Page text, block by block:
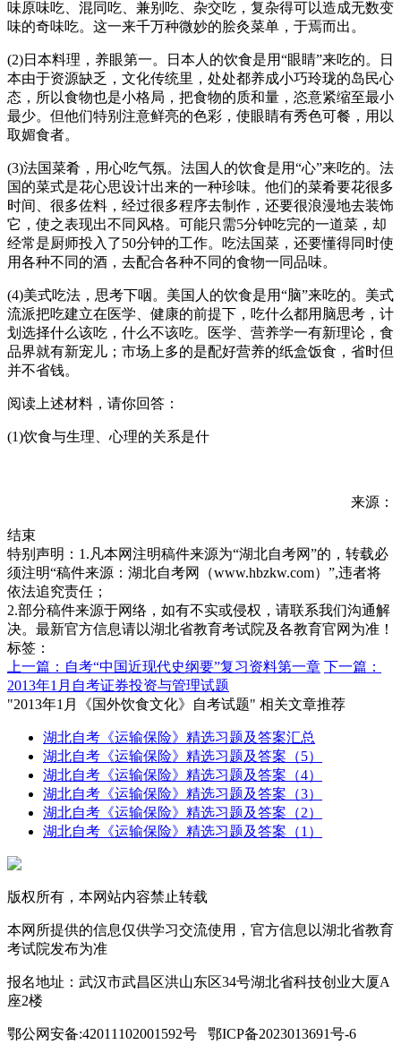
味原味吃、混同吃、兼别吃、杂交吃，复杂得可以造成无数变
味的奇味吃。这一来千万种微妙的脍灸菜单，于焉而出。
(2)日本料理，养眼第一。日本人的饮食是用“眼睛”来吃的。日
本由于资源缺乏，文化传统里，处处都养成小巧玲珑的岛民心
态，所以食物也是小格局，把食物的质和量，恣意紧缩至最小
最少。但他们特别注意鲜亮的色彩，使眼睛有秀色可餐，用以
取媚食者。
(3)法国菜肴，用心吃气氛。法国人的饮食是用“心”来吃的。法
国的菜式是花心思设计出来的一种珍味。他们的菜肴要花很多
时间、很多佐料，经过很多程序去制作，还要很浪漫地去装饰
它，使之表现出不同风格。可能只需5分钟吃完的一道菜，却
经常是厨师投入了50分钟的工作。吃法国菜，还要懂得同时使
用各种不同的酒，去配合各种不同的食物一同品味。
(4)美式吃法，思考下咽。美国人的饮食是用“脑”来吃的。美式
流派把吃建立在医学、健康的前提下，吃什么都用脑思考，计
划选择什么该吃，什么不该吃。医学、营养学一有新理论，食
品界就有新宠儿；市场上多的是配好营养的纸盒饭食，省时但
并不省钱。
阅读上述材料，请你回答：
(1)饮食与生理、心理的关系是什
来源：
结束
特别声明：1.凡本网注明稿件来源为“湖北自考网”的，转载必
须注明“稿件来源：湖北自考网（www.hbzkw.com）”,违者将
依法追究责任；
2.部分稿件来源于网络，如有不实或侵权，请联系我们沟通解
决。最新官方信息请以湖北省教育考试院及各教育官网为准！
标签：
上一篇：自考“中国近现代史纲要”复习资料第一章 下一篇：
2013年1月自考证券投资与管理试题
"2013年1月《国外饮食文化》自考试题" 相关文章推荐
湖北自考《运输保险》精选习题及答案汇总
湖北自考《运输保险》精选习题及答案（5）
湖北自考《运输保险》精选习题及答案（4）
湖北自考《运输保险》精选习题及答案（3）
湖北自考《运输保险》精选习题及答案（2）
湖北自考《运输保险》精选习题及答案（1）
版权所有，本网站内容禁止转载
本网所提供的信息仅供学习交流使用，官方信息以湖北省教育
考试院发布为准
报名地址：武汉市武昌区洪山东区34号湖北省科技创业大厦A
座2楼
鄂公网安备:42011102001592号 鄂ICP备2023013691号-6